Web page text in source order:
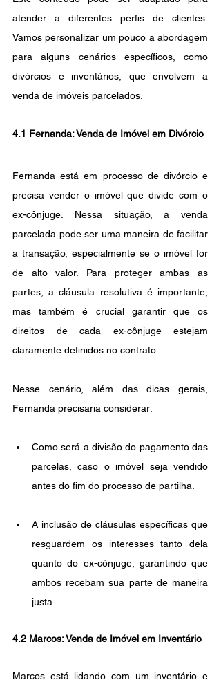
atender a diferentes perfis de clientes.
Vamos personalizar um pouco a abordagem
para alguns cenários específicos, como
divórcios e inventários, que envolvem a
venda de imóveis parcelados.
4.1 Fernanda: Venda de Imóvel em Divórcio
Fernanda está em processo de divórcio e
precisa vender o imóvel que divide com o
ex-cônjuge. Nessa situação, a venda
parcelada pode ser uma maneira de facilitar
a transação, especialmente se o imóvel for
de alto valor. Para proteger ambas as
partes, a cláusula resolutiva é importante,
mas também é crucial garantir que os
direitos de cada ex-cônjuge estejam
claramente definidos no contrato.
Nesse cenário, além das dicas gerais,
Fernanda precisaria considerar:
Como será a divisão do pagamento das
parcelas, caso o imóvel seja vendido
antes do fim do processo de partilha.
A inclusão de cláusulas específicas que
resguardem os interesses tanto dela
quanto do ex-cônjuge, garantindo que
ambos recebam sua parte de maneira
justa.
4.2 Marcos: Venda de Imóvel em Inventário
Marcos está lidando com um inventário e